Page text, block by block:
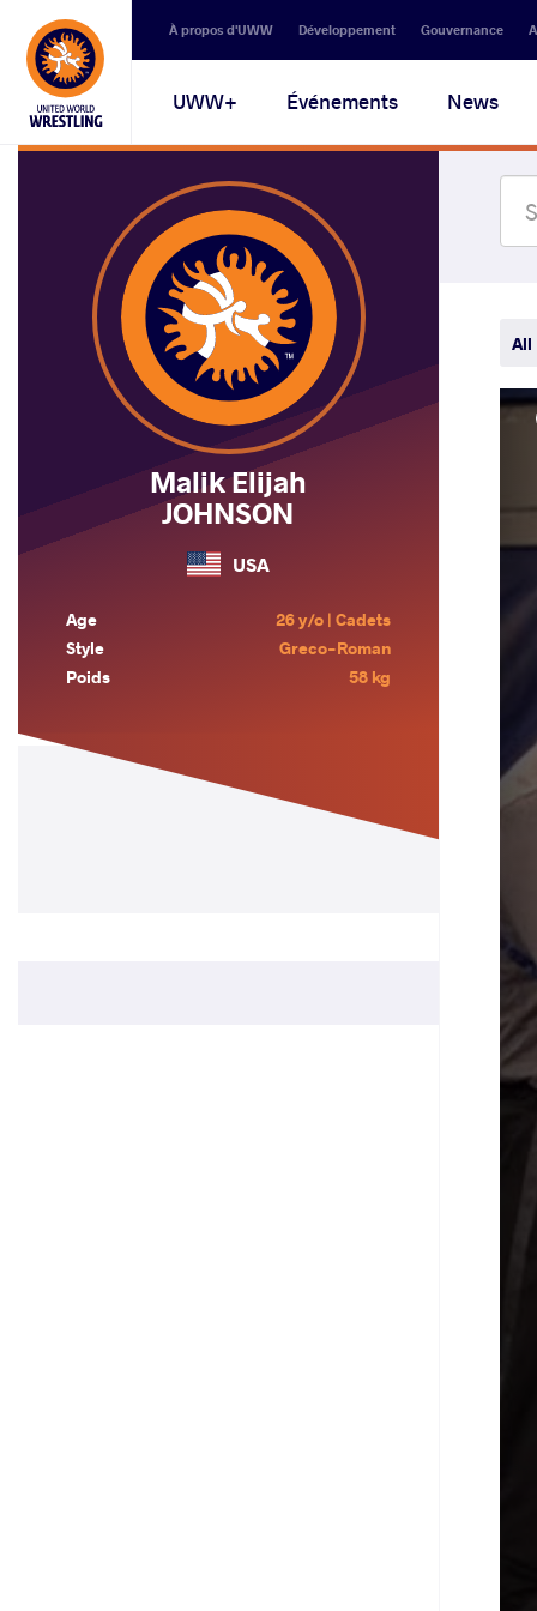
Secondary
navigation
À propos d'UWW Développement Gouvernance
Main
navigation
UWW+ Événements News
Malik Elijah
JOHNSON
USA
Age
26 y/o | Cadets
Style
Greco-Roman
Poids
58 kg
All